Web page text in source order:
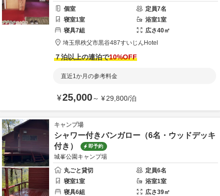
個室 定員7名
寝室1室 浴室1室
寝具7組 広さ40㎡
埼玉県秩父市黒谷487すいじんHotel
７泊以上の連泊で10%OFF
直近1か月の参考料金
¥25,000～ ¥29,800/泊
キャンプ場
シャワー付きバンガロー（6名・ウッドデッキ
付き）
即予約
城峯公園キャンプ場
丸ごと貸切
定員6名
寝室1室 浴室1室
寝具6組 広さ39㎡